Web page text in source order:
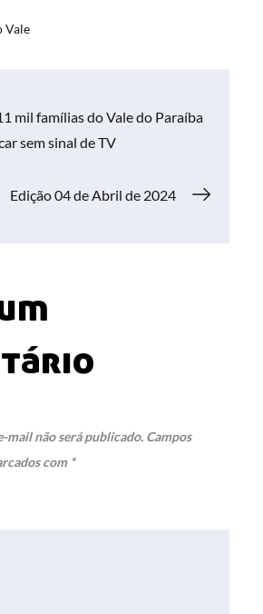
Vale
mil famílias do Vale do Paraíba
sem sinal de TV
Edição 04 de Abril de 2024
mail não será publicado. Campos
com *